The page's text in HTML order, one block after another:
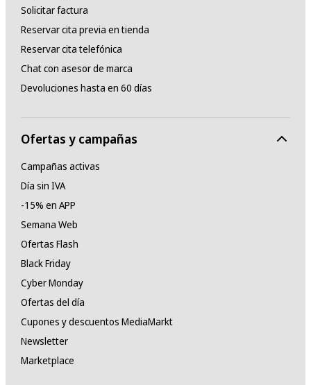
Solicitar factura
Reservar cita previa en tienda
Reservar cita telefónica
Chat con asesor de marca
Devoluciones hasta en 60 días
Ofertas y campañas
Campañas activas
Día sin IVA
-15% en APP
Semana Web
Ofertas Flash
Black Friday
Cyber Monday
Ofertas del día
Cupones y descuentos MediaMarkt
Newsletter
Marketplace